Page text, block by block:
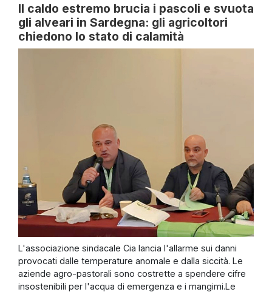
Il caldo estremo brucia i pascoli e svuota
gli alveari in Sardegna: gli agricoltori
chiedono lo stato di calamità
L'associazione sindacale Cia lancia l'allarme sui danni
provocati dalle temperature anomale e dalla siccità. Le
aziende agro-pastorali sono costrette a spendere cifre
insostenibili per l'acqua di emergenza e i mangimi.Le